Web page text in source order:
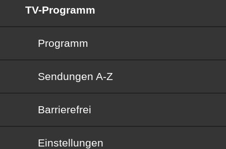
TV-Programm
Programm
Sendungen von A bis Z
Sendungen A-Z
Barrierefrei
Barrierefrei
Einstellungen